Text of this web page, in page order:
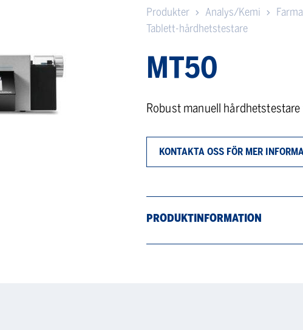
Produkter Analys/Kemi
Tablett-hårdhetstestare
MT50
Robust manuell
KONTAKTA OSS FÖR MER
PRODUKTINFORMATION